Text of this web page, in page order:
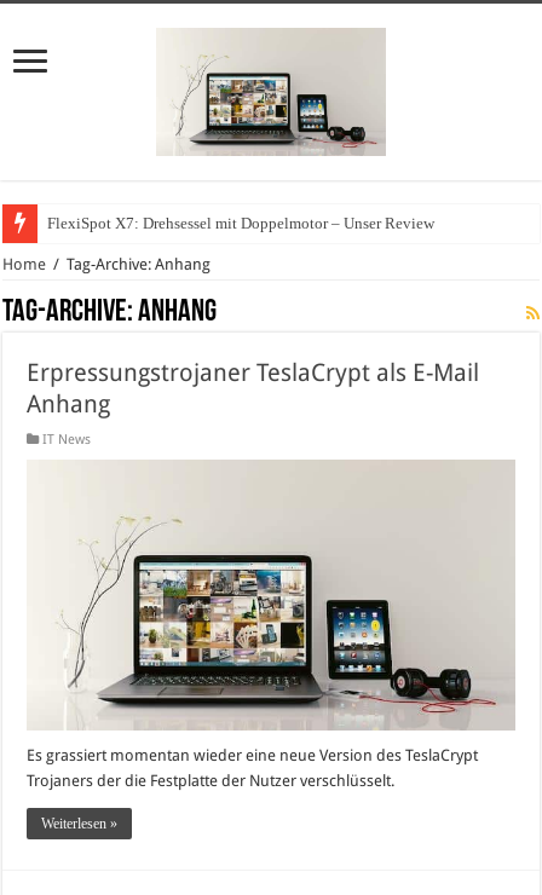
FlexiSpot X7: Drehsessel mit Doppelmotor – Unser Review
Home / Tag-Archive: Anhang
Tag-Archive:Anhang
Erpressungstrojaner TeslaCrypt als E-Mail
Anhang
IT News
Es grassiert momentan wieder eine neue Version des TeslaCrypt
Trojaners der die Festplatte der Nutzer verschlüsselt.
Weiterlesen »